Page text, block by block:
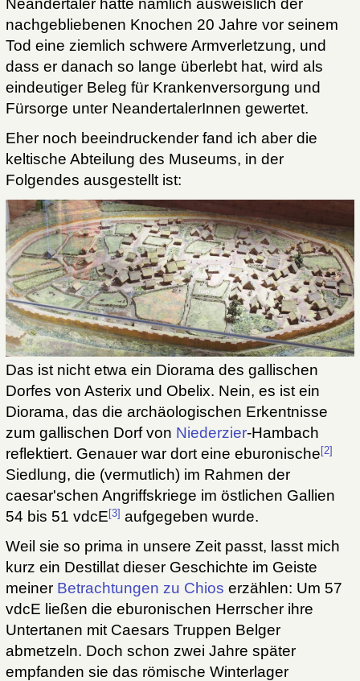
Neandertaler hatte nämlich ausweislich der
nachgebliebenen Knochen 20 Jahre vor seinem
Tod eine ziemlich schwere Armverletzung, und
dass er danach so lange überlebt hat, wird als
eindeutiger Beleg für Krankenversorgung und
Fürsorge unter NeandertalerInnen gewertet.
Eher noch beeindruckender fand ich aber die
keltische Abteilung des Museums, in der
Folgendes ausgestellt ist:
Das ist nicht etwa ein Diorama des gallischen
Dorfes von Asterix und Obelix. Nein, es ist ein
Diorama, das die archäologischen Erkentnisse
zum gallischen Dorf von Niederzier-Hambach
reflektiert. Genauer war dort eine eburonische [2]
Siedlung, die (vermutlich) im Rahmen der
caesar'schen Angriffskriege im östlichen Gallien
54 bis 51 vdcE [3] aufgegeben wurde.
Weil sie so prima in unsere Zeit passt, lasst mich
kurz ein Destillat dieser Geschichte im Geiste
meiner Betrachtungen zu Chios erzählen: Um 57
vdcE ließen die eburonischen Herrscher ihre
Untertanen mit Caesars Truppen Belger
abmetzeln. Doch schon zwei Jahre später
empfanden sie das römische Winterlager